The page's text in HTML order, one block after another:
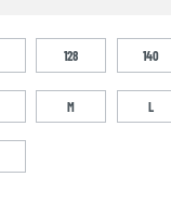
128 140
M L